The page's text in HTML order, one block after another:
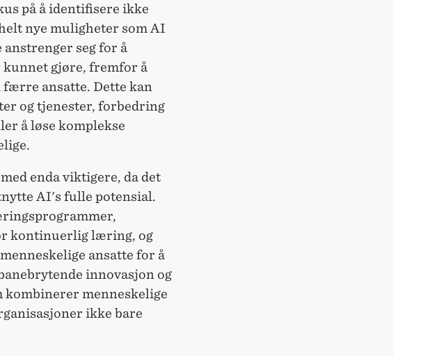
på å identifisere ikke
nye muligheter som AI
anstrenger seg for å
kunnet gjøre, fremfor å
færre ansatte. Dette kan
og tjenester, forbedring
å løse komplekse
enda viktigere, da det
AI's fulle potensial.
kontinuerlig læring, og
ansatte for å
innovasjon og
menneskelige
ikke bare